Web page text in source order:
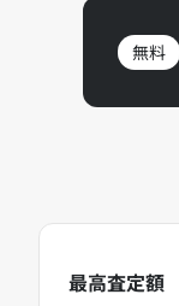
無料
最高査定額